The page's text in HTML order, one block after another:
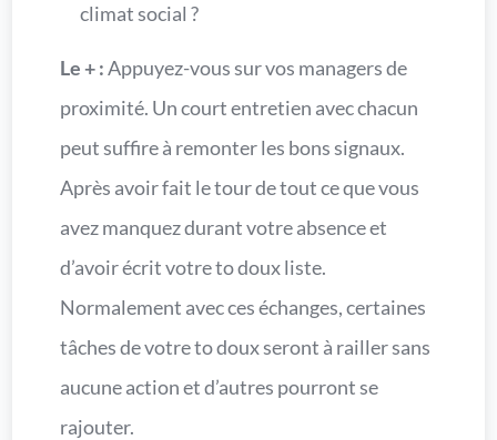
climat social ?
Le + :Appuyez-vous sur vos managers de
proximité. Un court entretien avec chacun
peut suffire à remonter les bons signaux.
Après avoir fait le tour de tout ce que vous
avez manquez durant votre absence et
d’avoir écrit votre to doux liste.
Normalement avec ces échanges, certaines
tâches de votre to doux seront à railler sans
aucune action et d’autres pourront se
rajouter.